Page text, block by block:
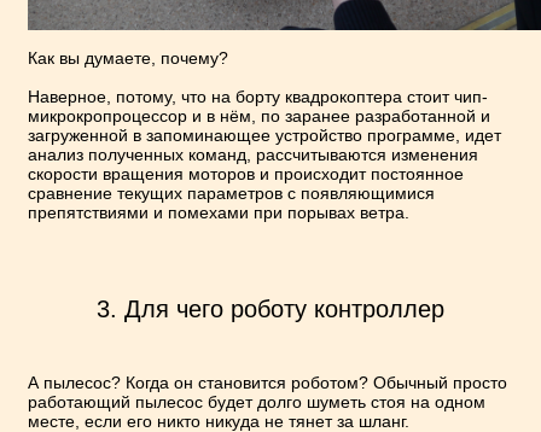
Как вы думаете, почему?
Наверное, потому, что на борту квадрокоптера стоит чип-
микрокропроцессор и в нём, по заранее разработанной и
загруженной в запоминающее устройство программе, идет
анализ полученных команд, рассчитываются изменения
скорости вращения моторов и происходит постоянное
сравнение текущих параметров с появляющимися
препятствиями и помехами при порывах ветра.
3. Для чего роботу контроллер
А пылесос? Когда он становится роботом? Обычный просто
работающий пылесос будет долго шуметь стоя на одном
месте, если его никто никуда не тянет за шланг.